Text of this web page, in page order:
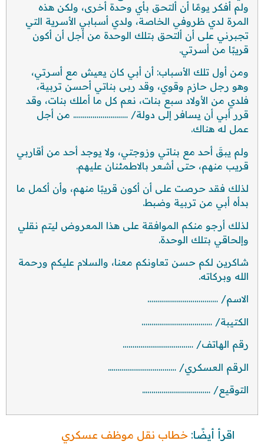
ولم أفكر يومًا أن ألتحق بأي وحدة أخرى، ولكن هذه
المرة لدي ظروفي الخاصة، ولدي أسبابي الأسرية التي
تجبرني على أن ألتحق بتلك الوحدة من أجل أن أكون
قريبًا من أسرتي.
ومن أول تلك الأسباب: أن أبي كان يعيش مع أسرتي،
وهو رجل حازم وقوي، وقد ربى بناتي أحسن تربية،
فلدي من الأولاد سبع بنات، نعم كل ما أملك بنات، وقد
قرر أبي أن يسافر إلى دولة/ ………………………. من أجل
عمل له هناك.
ولم يبقَ أحد مع بناتي وزوجتي، ولا يوجد أحد من أقاربي
قريب منهم، حتى أشعر بالاطمئنان عليهم.
لذلك فقد حرصت على أن أكون قريبًا منهم، وأن أكمل ما
بدأه أبي من تربية وضبط.
لذلك أرجو منكم الموافقة على هذا المعروض ليتم نقلي
وإلحاقي بتلك الوحدة.
شاكرين لكم حسن تعاونكم معنا، والسلام عليكم ورحمة
الله وبركاته.
الاسم/ ………………………………
الكتيبة/ ………………………………
رقم الهاتف/ ………………………………
الرقم العسكري/ ……………………………..
التوقيع/ ……………………………..
اقرأ أيضًا: خطاب نقل موظف عسكري